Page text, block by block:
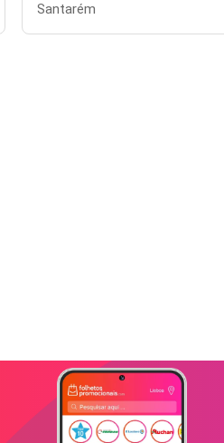
Santarém